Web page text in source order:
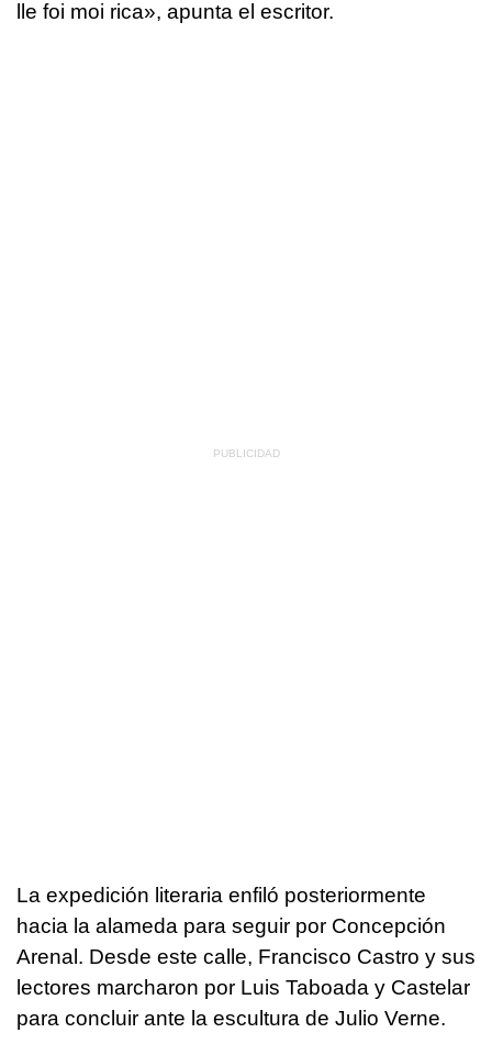
lle foi moi rica», apunta el escritor.
La expedición literaria enfiló posteriormente
hacia la alameda para seguir por Concepción
Arenal. Desde este calle, Francisco Castro y sus
lectores marcharon por Luis Taboada y Castelar
para concluir ante la escultura de Julio Verne.